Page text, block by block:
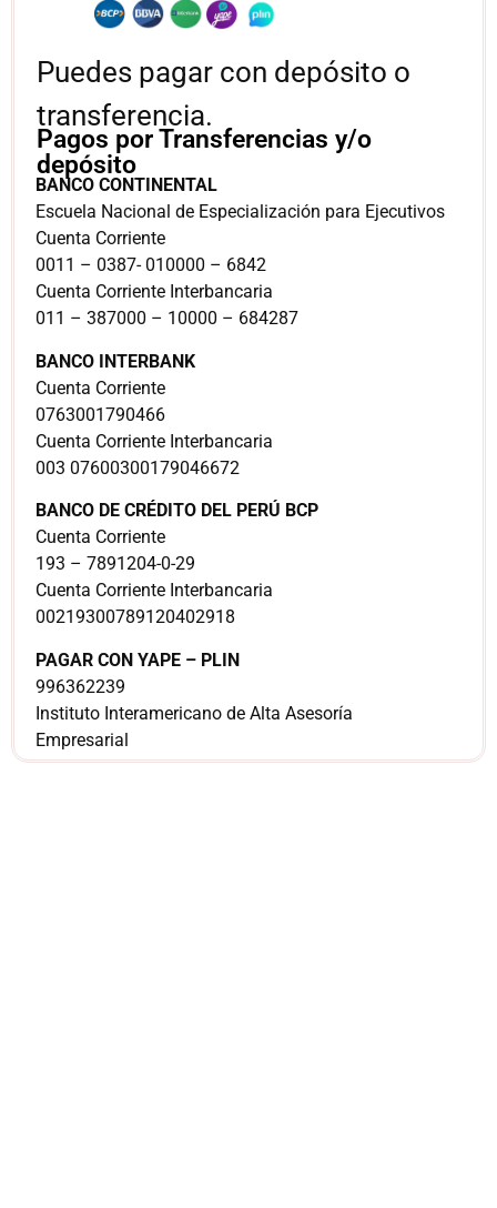
Puedes pagar con depósito o
transferencia.
BANCO CONTINENTAL
Escuela Nacional de Especialización para Ejecutivos
Cuenta Corriente
0011 – 0387- 010000 – 6842
Cuenta Corriente Interbancaria
011 – 387000 – 10000 – 684287
BANCO INTERBANK
Cuenta Corriente
0763001790466
Cuenta Corriente Interbancaria
003 07600300179046672
BANCO DE CRÉDITO DEL PERÚ BCP
Cuenta Corriente
193 – 7891204-0-29
Cuenta Corriente Interbancaria
00219300789120402918
PAGAR CON YAPE – PLIN
996362239
Instituto Interamericano de Alta Asesoría
Empresarial
Pagos por Transferencias y/o
depósito